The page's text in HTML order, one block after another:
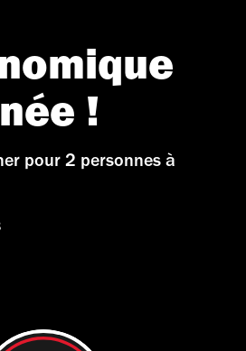
!
pour 2 personnes à